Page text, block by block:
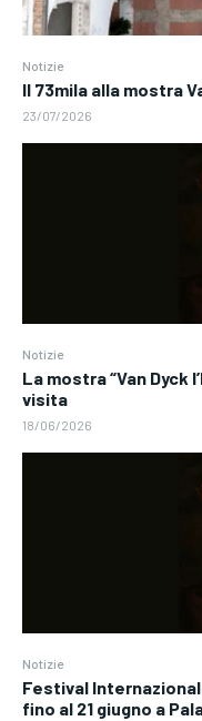
Notizie
Il 73mila alla mostra
23/07/2026
Notizie
La mostra “Van Dyck
visita
18/06/2026
Notizie
Festival
fino al 21 giugno a